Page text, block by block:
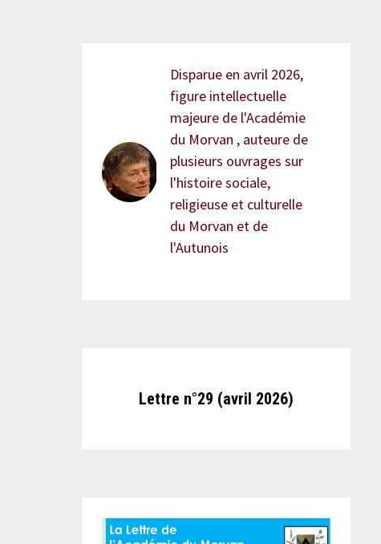
Disparue en avril 2026,
figure intellectuelle
majeure de l'Académie
du Morvan , auteure de
plusieurs ouvrages sur
l'histoire sociale,
religieuse et culturelle
du Morvan et de
l'Autunois
Lettre n°29 (avril 2026)